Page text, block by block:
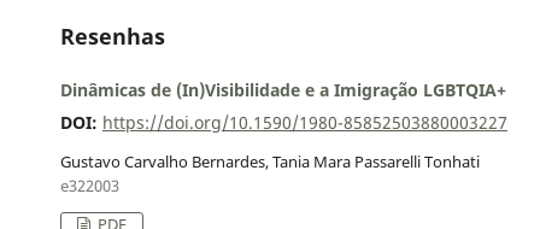
Resenhas
Dinâmicas de (In)Visibilidade e a Imigração LGBTQIA+
DOI: https://doi.org/10.1590/1980-85852503880003227
Gustavo Carvalho Bernardes, Tania Mara Passarelli Tonhati
e322003